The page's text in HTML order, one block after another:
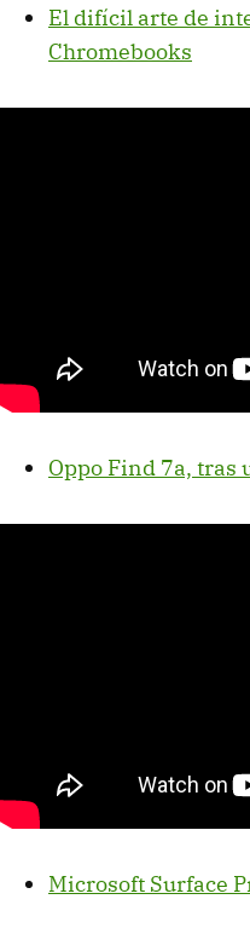
El difícil arte de
Chromebooks
Oppo Find 7a, tras
Microsoft Surface